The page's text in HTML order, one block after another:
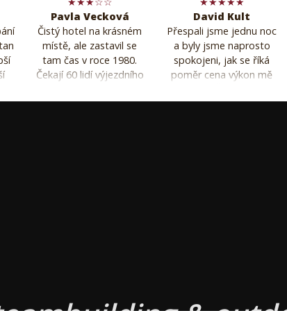
Pavla Vecková
Čistý hotel na krásném
místě, ale zastavil se
tam čas v roce 1980.
Čekají 60 lidí výjezdního
není kde si dát kávu
David Kult
Přespali jsme jednu noc
a byly jsme naprosto
spokojeni, jak se říká
poměr cena výkon mě
milá paní recepční.